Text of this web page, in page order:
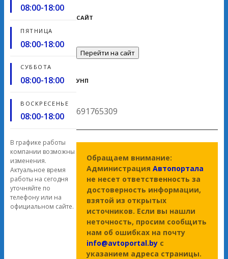
08:00-18:00
ПЯТНИЦА
08:00-18:00
СУББОТА
08:00-18:00
ВОСКРЕСЕНЬЕ
08:00-18:00
В графике работы
компании возможны
изменения.
Актуальное время
работы на сегодня
уточняйте по
телефону или на
официальном сайте.
САЙТ
Перейти на сайт
УНП
691765309
Обращаем внимание:
Администрация Автопортала
не несет ответственность за
достоверность информации,
взятой из открытых
источников. Если вы нашли
неточность, просим сообщить
нам об ошибках на почту
info@avtoportal.by с
указанием адреса страницы.